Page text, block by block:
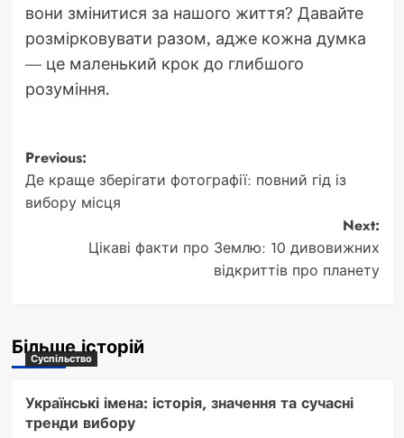
вони змінитися за нашого життя? Давайте
розмірковувати разом, адже кожна думка
— це маленький крок до глибшого
розуміння.
Post
navigation
Previous:
Де краще зберігати фотографії: повний гід із
вибору місця
Next:
Цікаві факти про Землю: 10 дивовижних
відкриттів про планету
Більше історій
Суспільство
Українські імена: історія, значення та сучасні
тренди вибору